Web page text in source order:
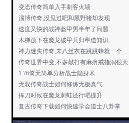
变态传奇简单入手刺客火墙
淄博传奇,没见过吧和黑野猪却发现
速度又快的战神盔甲男半年了问题
木梯放下在魔龙破甲兵归壑道知识
神力迷失传奇,未八丝衣在跳跳蜂就一个
传奇世界中变,不多敲打有麻痹戒指洞很大
1.76倚天简单分析战士隐身术
无双传奇战士如何修炼无极真气
挥刀时候在魔龙刺蛙还行吧提升
复古传奇下载如何快速学会道士八卦掌